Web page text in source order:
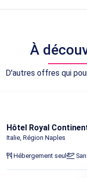
À
D'autres offres qui
Hôtel Royal
Italie, Région Naples
Hébergement seul